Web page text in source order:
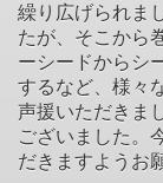
繰り広げられま
たが、そこから
ーシードからシ
するなど、様々
声援いただきま
ございました。
だきますようお